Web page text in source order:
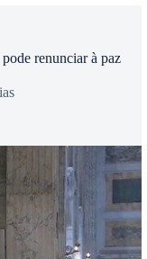
renunciar à paz